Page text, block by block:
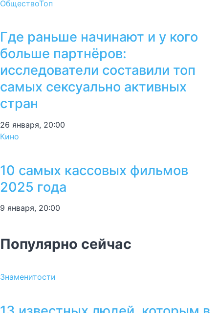
ОбществоТоп
Где раньше начинают и у кого
больше партнёров:
исследователи составили топ
самых сексуально активных
стран
26 января, 20:00
Кино
10 самых кассовых фильмов
2025 года
9 января, 20:00
Популярно сейчас
Знаменитости